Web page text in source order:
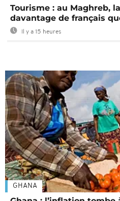
Tourisme : au Maghreb,
davantage de français
Il y a 15 heures
GHANA